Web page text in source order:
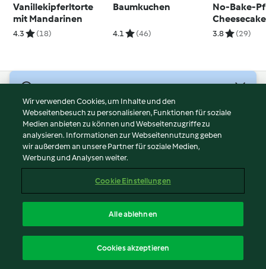
Vanillekipferltorte
mit Mandarinen
4.3 (18)
Baumkuchen
4.1 (46)
No-Bake-
Cheesecake
3.8 (29)
Nutzungsbedingungen
Datenschutzrichtlinien
Disclaimer
Impressum
Inhalt melden
Erklärung zur Barrierefreiheit
Wir verwenden Cookies, um Inhalte und den
Webseitenbesuch zu personalisieren, Funktionen für soziale
Medien anbieten zu können und Webseitenzugriffe zu
analysieren. Informationen zur Webseitennutzung geben
wir außerdem an unsere Partner für soziale Medien,
Werbung und Analysen weiter.
Cookie Einstellungen
Alle ablehnen
Cookies akzeptieren